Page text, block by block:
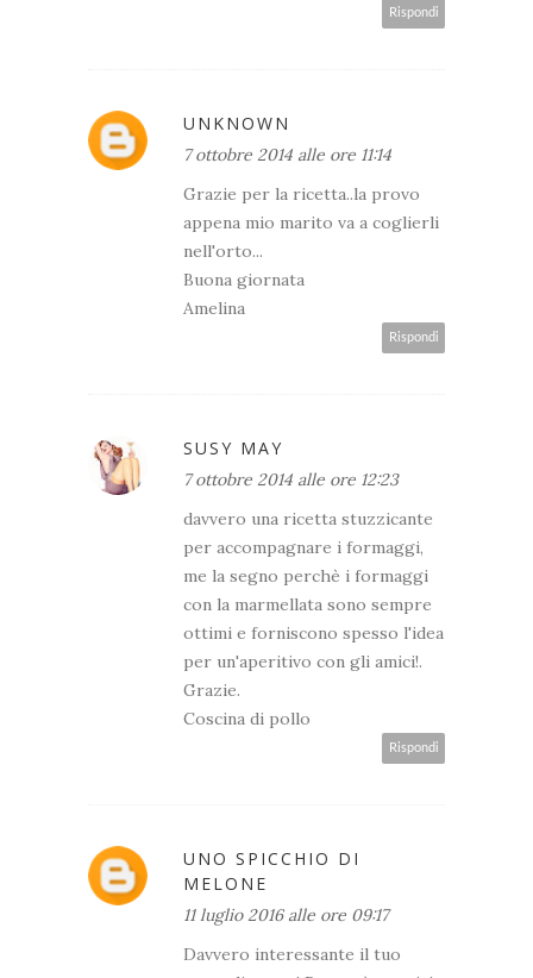
Rispondi
UNKNOWN
7 ottobre 2014 alle ore 11:14
Grazie per la ricetta..la provo
appena mio marito va a coglierli
nell'orto...
Buona giornata
Amelina
Rispondi
SUSY MAY
7 ottobre 2014 alle ore 12:23
davvero una ricetta stuzzicante
per accompagnare i formaggi,
me la segno perchè i formaggi
con la marmellata sono sempre
ottimi e forniscono spesso l'idea
per un'aperitivo con gli amici!.
Grazie.
Coscina di pollo
Rispondi
UNO SPICCHIO DI
MELONE
11 luglio 2016 alle ore 09:17
Davvero interessante il tuo